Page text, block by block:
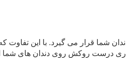
شما قرار می گیرد. با این تفاوت
درست روکش روی دندان های شما